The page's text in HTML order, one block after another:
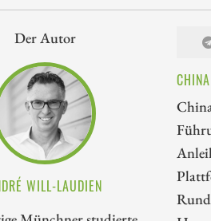
Der Autor
WILL-LAUDIEN